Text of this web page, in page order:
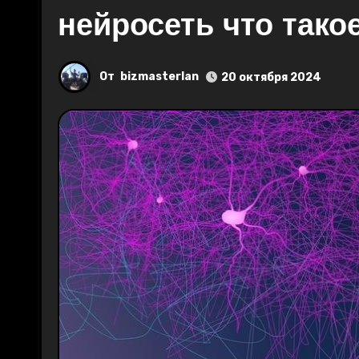
нейросеть что
От bizmasterlan 20 октября 2024